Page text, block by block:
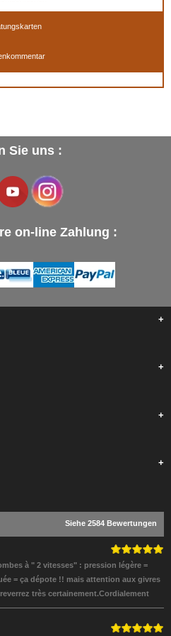
500 ml, 500 ml (Basis +
Liter, 1 Liter TIEFSCHWARZ, 5 Liter, 5 Liter
Sie uns :
on-line Zahlung :
+
+
+
+
Siehe 2584 Bewertungen
à " 2 vitesses" : pression légère =
= ça dépote !! mais attention aux givres
très certainement.Cordialement